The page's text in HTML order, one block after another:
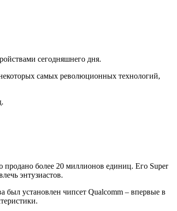
сегодняшнего дня.
самых революционных технологий,
более 20 миллионов единиц. Его Super
энтузиастов.
установлен чипсет Qualcomm – впервые в